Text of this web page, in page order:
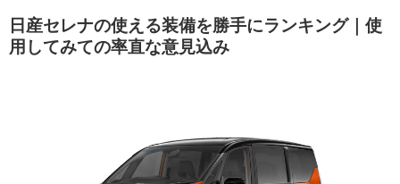
日産セレナの使える装備を勝手にランキング｜使
用してみての率直な意見込み